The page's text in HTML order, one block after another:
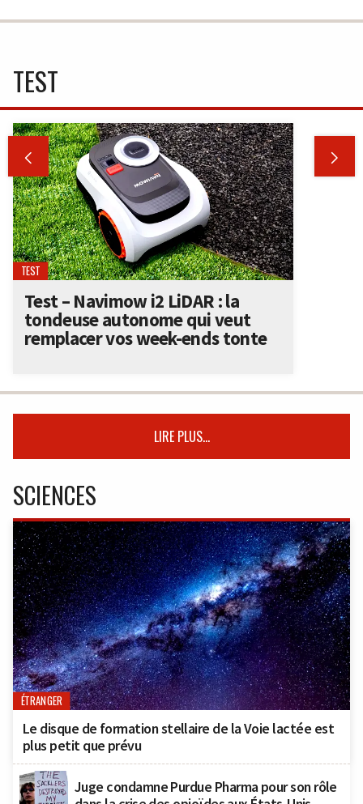
TEST
 
TEST
Test – Navimow i2 LiDAR : la
tondeuse autonome qui veut
remplacer vos week-ends tonte
LIRE PLUS...
SCIENCES
ÉTRANGER
Le disque de formation stellaire de la Voie lactée est
plus petit que prévu
Juge condamne Purdue Pharma pour son rôle